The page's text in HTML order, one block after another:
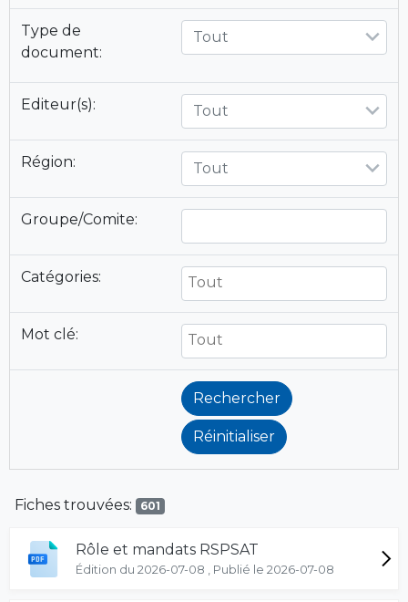
Type de
document:
Tout
Editeur(s): Tout
Région: Tout
Groupe/Comite:
Catégories:
Mot clé:
Fiches trouvées: 601
Rôle et mandats RSPSAT
Édition du 2026-07-08 , Publié le 2026-07-08